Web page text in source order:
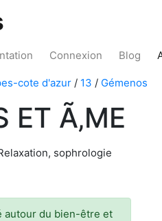
Connexion Blog
cote d'azur / 13 / Gémenos
Ã‚ME
sophrologie
autour du bien-être et